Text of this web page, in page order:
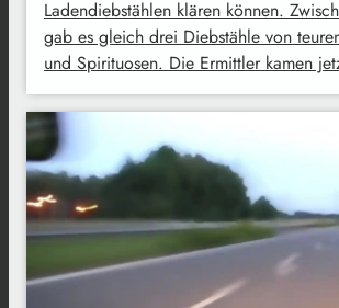
Ladendiebstählen klären können.
gab es gleich drei Diebstähle von
und Spirituosen. Die Ermittler kamen